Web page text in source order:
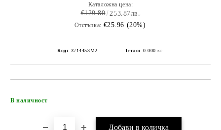
Каталожна цена:
€129.80 253.87лв.
Отстъпка: €25.96 (20%)
Код: 3714453M2 Тегло: 0.000 кг
В наличност